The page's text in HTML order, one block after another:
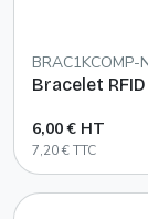
BRAC1KCOMP-
Bracelet
6,00 € HT
7,20 € TTC